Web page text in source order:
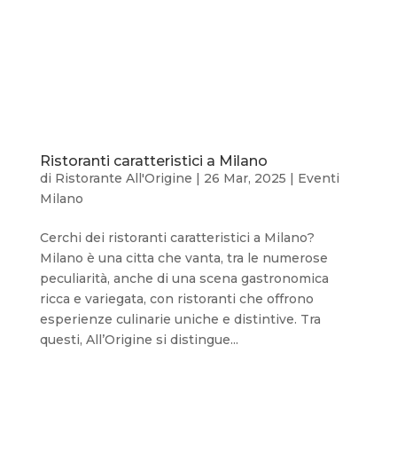
Ristoranti caratteristici a Milano
di Ristorante All'Origine 26 Mar, 2025
Eventi
Milano
Cerchi dei ristoranti caratteristici a Milano?
Milano è una citta che vanta, tra le numerose
peculiarità, anche di una scena gastronomica
ricca e variegata, con ristoranti che offrono
esperienze culinarie uniche e distintive. Tra
questi, All’Origine si distingue...